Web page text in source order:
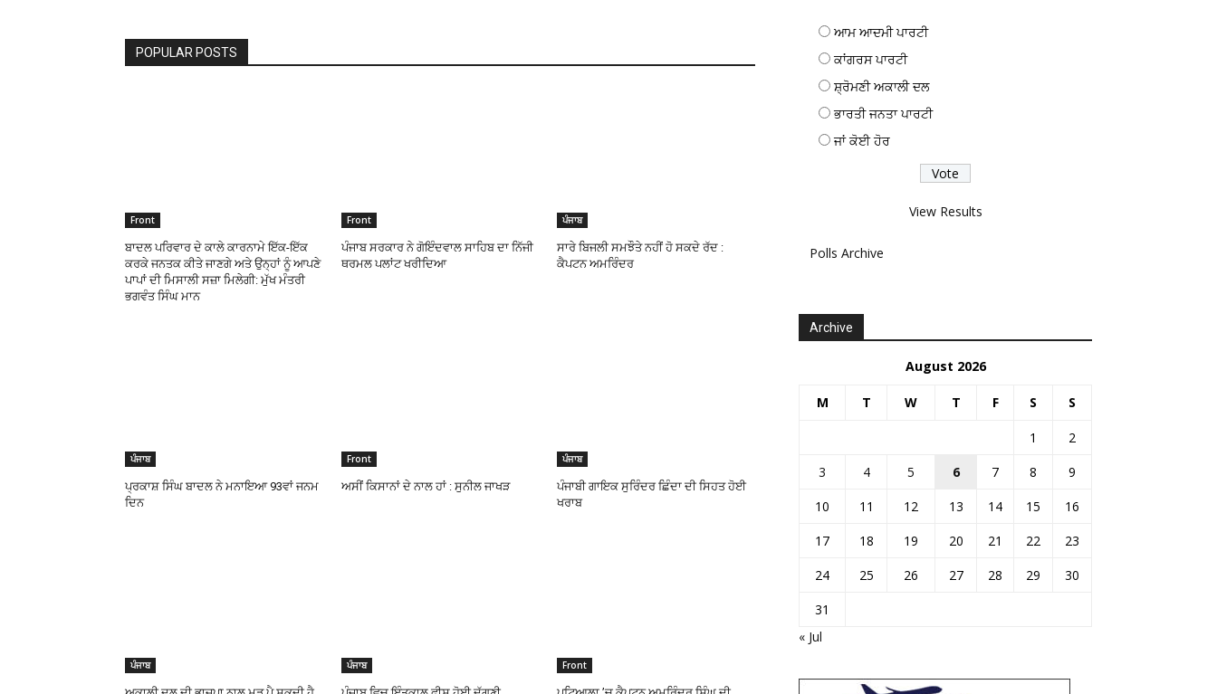
POPULAR POSTS
Front
ਬਾਦਲ ਪਰਿਵਾਰ ਦੇ ਕਾਲੇ ਕਾਰਨਾਮੇ ਇੱਕ-ਇੱਕ
ਕਰਕੇ ਜਨਤਕ ਕੀਤੇ ਜਾਣਗੇ ਅਤੇ ਉਨ੍ਹਾਂ ਨੂੰ ਆਪਣੇ
ਪਾਪਾਂ ਦੀ ਮਿਸਾਲੀ ਸਜ਼ਾ ਮਿਲੇਗੀ: ਮੁੱਖ ਮੰਤਰੀ
ਭਗਵੰਤ ਸਿੰਘ ਮਾਨ
Front
ਪੰਜਾਬ ਸਰਕਾਰ ਨੇ ਗੋਇੰਦਵਾਲ ਸਾਹਿਬ ਦਾ ਨਿੱਜੀ
ਥਰਮਲ ਪਲਾਂਟ ਖਰੀਦਿਆ
ਪੰਜਾਬ
ਸਾਰੇ ਬਿਜਲੀ ਸਮਝੌਤੇ ਨਹੀਂ ਹੋ ਸਕਦੇ ਰੱਦ :
ਕੈਪਟਨ ਅਮਰਿੰਦਰ
ਪੰਜਾਬ
ਪ੍ਰਕਾਸ਼ ਸਿੰਘ ਬਾਦਲ ਨੇ ਮਨਾਇਆ 93ਵਾਂ ਜਨਮ
ਦਿਨ
Front
ਅਸੀਂ ਕਿਸਾਨਾਂ ਦੇ ਨਾਲ ਹਾਂ : ਸੁਨੀਲ ਜਾਖੜ
ਪੰਜਾਬ
ਪੰਜਾਬੀ ਗਾਇਕ ਸੁਰਿੰਦਰ ਛਿੰਦਾ ਦੀ ਸਿਹਤ ਹੋਈ
ਖਰਾਬ
ਪੰਜਾਬ ਪੰਜਾਬ Front
ਆਮ ਆਦਮੀ ਪਾਰਟੀ
ਕਾਂਗਰਸ ਪਾਰਟੀ
ਸ਼੍ਰੋਮਣੀ ਅਕਾਲੀ ਦਲ
ਭਾਰਤੀ ਜਨਤਾ ਪਾਰਟੀ
ਜਾਂ ਕੋਈ ਹੋਰ
View Results
Polls Archive
Archive
August 2026
M T W T F S S
1
2
3
4 5 6 7 8
9
10
11 12 13 14 15
16
17
18 19 20 21 22
23
24
25 26 27 28 29
30
31
« Jul